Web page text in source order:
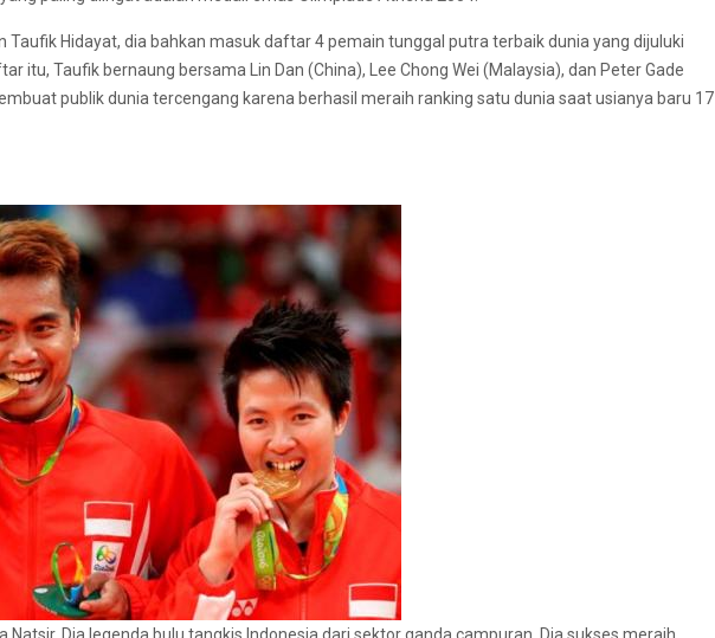
Taufik Hidayat, dia bahkan masuk daftar 4 pemain tunggal putra terbaik dunia yang dijuluki
itu, Taufik bernaung bersama Lin Dan (China), Lee Chong Wei (Malaysia), dan Peter Gade
publik dunia tercengang karena berhasil meraih ranking satu dunia saat usianya baru 17